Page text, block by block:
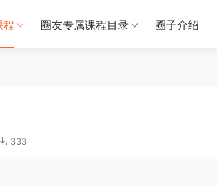
程 圈友专属课程目录 圈子介绍
333